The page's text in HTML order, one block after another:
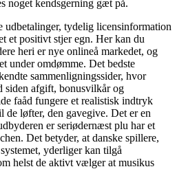
noget kendsgerning gæt på.
udbetalinger, tydelig licensinformation
et positivt stjer egn. Her kan du
heri er nye onlineå markedet, og
under omdømme. Det bedste
sammenligningssider, hvor
siden afgift, bonusvilkår og
faåd fungere et realistisk indtryk
løfter, den gavegive. Det er en
er seriødernæst plu har et
Det betyder, at danske spillere,
yderliger kan tilgå
helst de aktivt vælger at musikus